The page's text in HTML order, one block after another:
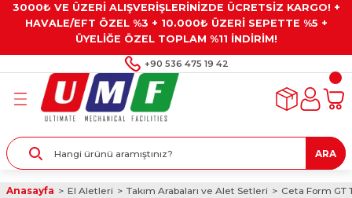
3000₺ VE ÜZERİ ALIŞVERİŞLERİNİZDE ÜCRETSİZ KARGO! +
HAVALE/EFT ÖZEL %3 + 10.000₺ ÜZERİ SEPETTE %5 +
ÜYELİĞE ÖZEL TOPLAM %11 İNDİRİM!
+90 536 475 19 42
Geri Dön
Geri Dön
Geri Dön
Gresler
Geri Dön
ve Alet Setleri
Geri Dön
Taşları ve
ARA
Anasayfa El Aletleri Takım Arabaları ve Alet Setleri Ceta Form GT